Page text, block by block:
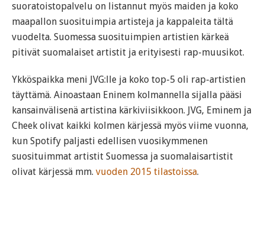
suoratoistopalvelu on listannut myös maiden ja koko
maapallon suosituimpia artisteja ja kappaleita tältä
vuodelta. Suomessa suosituimpien artistien kärkeä
pitivät suomalaiset artistit ja erityisesti rap-muusikot.
Ykköspaikka meni JVG:lle ja koko top-5 oli rap-artistien
täyttämä. Ainoastaan Eninem kolmannella sijalla pääsi
kansainvälisenä artistina kärkiviisikkoon. JVG, Eminem ja
Cheek olivat kaikki kolmen kärjessä myös viime vuonna,
kun Spotify paljasti edellisen vuosikymmenen
suosituimmat artistit Suomessa ja suomalaisartistit
olivat kärjessä mm. vuoden 2015 tilastoissa.